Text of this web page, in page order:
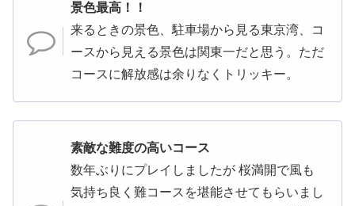
景色最高！！
来るときの景色、駐車場から見る東京湾、コ
ースから見える景色は関東一だと思う。ただ
コースに解放感は余りなくトリッキー。
素敵な難度の高いコース
数年ぶりにプレイしましたが 桜満開で風も
気持ち良く難コースを堪能させてもらいまし